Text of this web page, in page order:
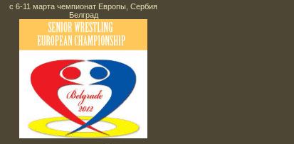
с 6-11 марта чемпионат Европы, Сербия
Белград